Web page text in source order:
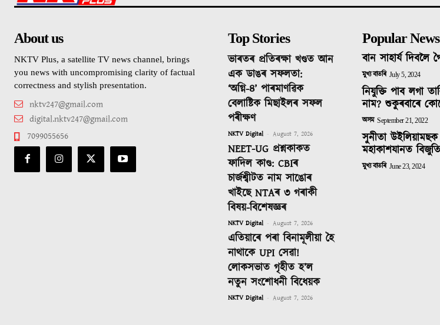
About us
NKTV Plus, a satellite TV news channel, brings
you news with uncompromising clarity of factual
correctness and stylish presentation.
nktv247@gmail.com
digital.nktv247@gmail.com
7099055656
Top Stories
ভাৰতৰ প্ৰতিৰক্ষা খণ্ডত আন
এক ডাঙৰ সফলতা:
‘অগ্নি-৪’ পাৰমাণৱিক
বেলাষ্টিক মিছাইলৰ সফল
পৰীক্ষণ
NKTV Digital - August 7, 2026
NEET-UG প্ৰশ্নকাকত
ফাদিল কাণ্ড: CBIৰ
চাৰ্জশ্বীটত নাম সাঙোৰ
খাইছে NTAৰ ৩ গৰাকী
বিষয়-বিশেষজ্ঞৰ
NKTV Digital - August 7, 2026
এতিয়াৰে পৰা বিনামূলীয়া হৈ
নাথাকে UPI সেৱা!
লোকসভাত গৃহীত হ’ল
নতুন সংশোধনী বিধেয়ক
NKTV Digital - August 7, 2026
Popular News
বান সাহাৰ্য
মুখ্য বাতৰি July 5, 2024
নিযুক্তি পাব লগা
নাম? শুকুৰবাৰে
অসম September 21, 2022
সুনীতা উইলিয়ামছক
মহাকাশযানত
মুখ্য বাতৰি June 23, 2024